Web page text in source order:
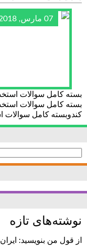
07 مارس, 2018
بسته کامل سوالات
بسته کامل سوالات
کندوبسته کامل
برای:
نوشته‌های تازه
از قول من بنویسید: